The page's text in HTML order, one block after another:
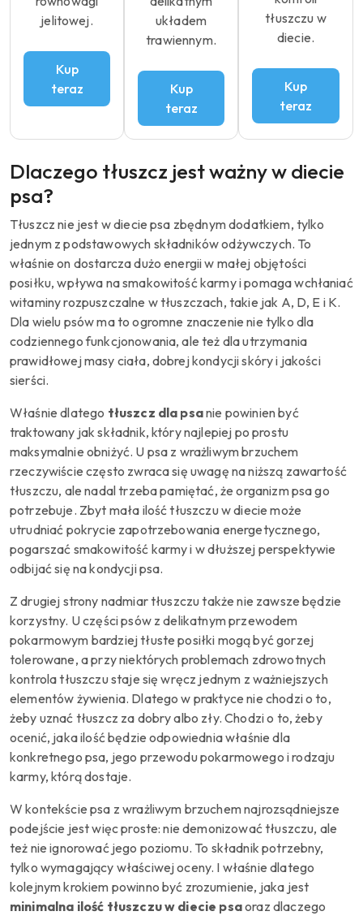
jelitowej.
Kup
teraz
układem
trawiennym.
Kup
teraz
tłuszczu w
diecie.
Kup
teraz
Dlaczego tłuszcz jest ważny w diecie
psa?
Tłuszcz nie jest w diecie psa zbędnym dodatkiem, tylko
jednym z podstawowych składników odżywczych. To
właśnie on dostarcza dużo energii w małej objętości
posiłku, wpływa na smakowitość karmy i pomaga wchłaniać
witaminy rozpuszczalne w tłuszczach, takie jak A, D, E i K.
Dla wielu psów ma to ogromne znaczenie nie tylko dla
codziennego funkcjonowania, ale też dla utrzymania
prawidłowej masy ciała, dobrej kondycji skóry i jakości
sierści.
Właśnie dlatego tłuszcz dla psanie powinien być
traktowany jak składnik, który najlepiej po prostu
maksymalnie obniżyć. U psa z wrażliwym brzuchem
rzeczywiście często zwraca się uwagę na niższą zawartość
tłuszczu, ale nadal trzeba pamiętać, że organizm psa go
potrzebuje. Zbyt mała ilość tłuszczu w diecie może
utrudniać pokrycie zapotrzebowania energetycznego,
pogarszać smakowitość karmy i w dłuższej perspektywie
odbijać się na kondycji psa.
Z drugiej strony nadmiar tłuszczu także nie zawsze będzie
korzystny. U części psów z delikatnym przewodem
pokarmowym bardziej tłuste posiłki mogą być gorzej
tolerowane, a przy niektórych problemach zdrowotnych
kontrola tłuszczu staje się wręcz jednym z ważniejszych
elementów żywienia. Dlatego w praktyce nie chodzi o to,
żeby uznać tłuszcz za dobry albo zły. Chodzi o to, żeby
ocenić, jaka ilość będzie odpowiednia właśnie dla
konkretnego psa, jego przewodu pokarmowego i rodzaju
karmy, którą dostaje.
W kontekście psa z wrażliwym brzuchem najrozsądniejsze
podejście jest więc proste: nie demonizować tłuszczu, ale
też nie ignorować jego poziomu. To składnik potrzebny,
tylko wymagający właściwej oceny. I właśnie dlatego
kolejnym krokiem powinno być zrozumienie, jaka jest
minimalna ilość tłuszczu w diecie psaoraz dlaczego